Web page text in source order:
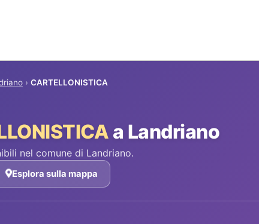
› CARTELLONISTICA
a Landriano
nel comune di Landriano.
Esplora sulla mappa